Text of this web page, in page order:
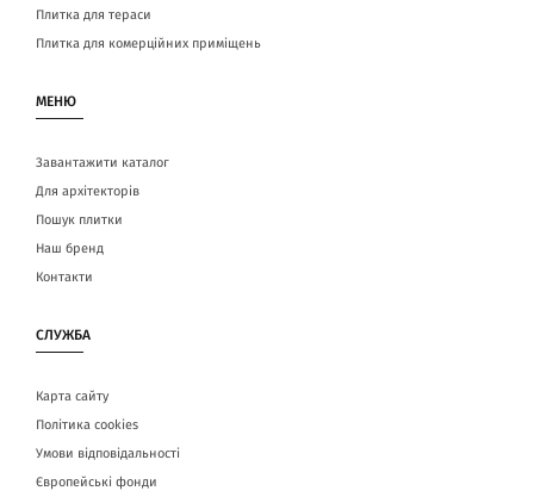
Плитка для тераси
Плитка для комерційних приміщень
МЕНЮ
Завантажити каталог
Для архітекторів
Пошук плитки
Наш бренд
Контакти
СЛУЖБА
Карта сайту
Політика cookies
Умови відповідальності
Європейські фонди